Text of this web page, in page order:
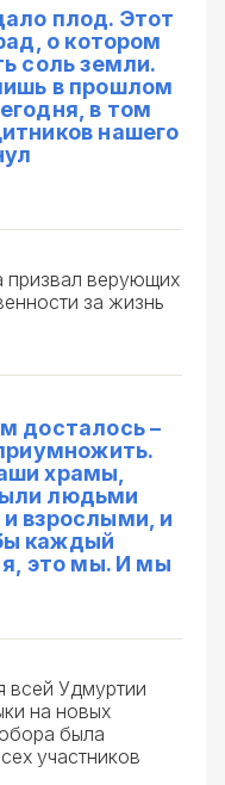
плод. Этот
о котором
соль земли.
в прошлом
в том
нашего
призвал верующих
за жизнь
досталось –
храмы,
людьми
взрослыми, и
каждый
я, это мы. И мы
всей Удмуртии
на новых
была
участников